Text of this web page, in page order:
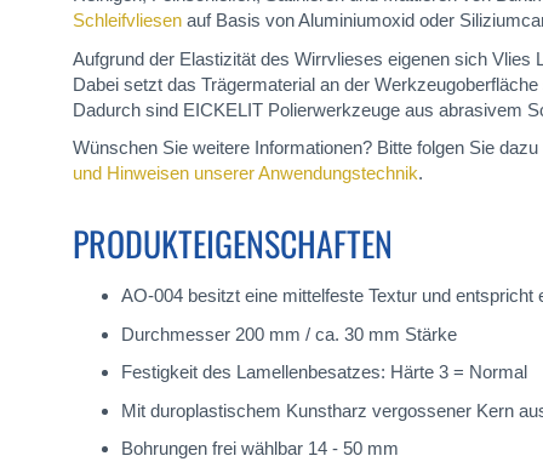
Schleifvliesen auf Basis von Aluminiumoxid oder
Aufgrund der Elastizität des Wirrvlieses eigenen sich
Dabei setzt das Trägermaterial an der
Dadurch sind EICKELIT Polierwerkzeuge aus abrasivem
Wünschen Sie weitere Informationen? Bitte folgen Sie
und Hinweisen unserer Anwendungstechnik.
PRODUKTEIGENSCHAFTEN
AO-004 besitzt eine mittelfeste Textur und
Durchmesser 200 mm / ca. 30 mm Stärke
Festigkeit des Lamellenbesatzes: Härte 3 = Normal
Mit duroplastischem Kunstharz vergossener Kern
Bohrungen frei wählbar 14 - 50 mm